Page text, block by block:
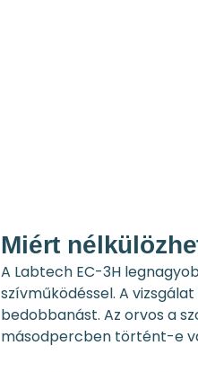
Miért
A Labtech EC-3H
szívműködéssel. A
bedobbanást. Az orvos a
másodpercben történt-e